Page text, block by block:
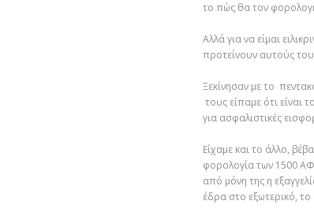
το πώς θατον
Αλλάγιανα είμαι
προτείνουν αυτούς
Ξεκίνησαν με το
τους είπαμε ότι είναι
για ασφαλιστικές
Είχαμε καιτο άλλο,
φορολογία των 1500
από μόνη της η
έδρα στο εξωτερικό,